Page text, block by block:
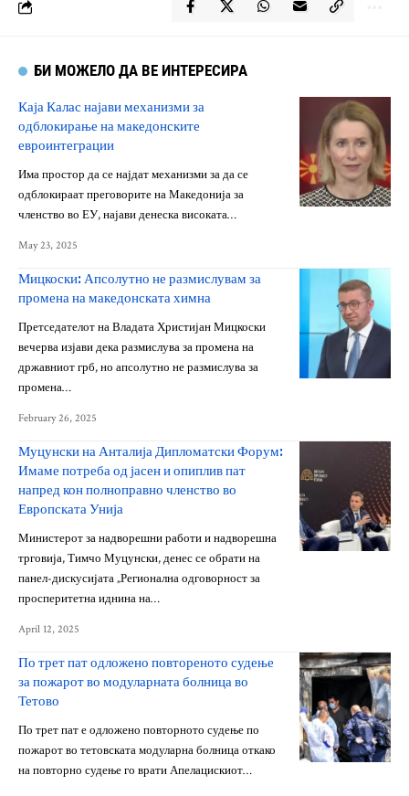
БИ МОЖЕЛО ДА ВЕ ИНТЕРЕСИРА
Каја Калас најави механизми за
одблокирање на македонските
евроинтеграции
Има простор да се најдат механизми за да се
одблокираат преговорите на Македонија за
членство во ЕУ, најави денеска високата…
May 23, 2025
Мицкоски: Апсолутно не размислувам за
промена на македонската химна
Претседателот на Владата Христијан Мицкоски
вечерва изјави дека размислува за промена на
државниот грб, но апсолутно не размислува за
промена…
February 26, 2025
Муцунски на Анталија Дипломатски Форум:
Имаме потреба од јасен и опиплив пат
напред кон полноправно членство во
Европската Унија
Министерот за надворешни работи и надворешна
трговија, Тимчо Муцунски, денес се обрати на
панел-дискусијата „Регионална одговорност за
просперитетна иднина на…
April 12, 2025
По трет пат одложено повтореното судење
за пожарот во модуларната болница во
Тетово
По трет пат е одложено повторното судење по
пожарот во тетовската модуларна болница откако
на повторно судење го врати Апелацискиот…